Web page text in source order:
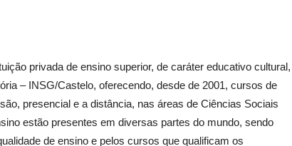
privada de ensino superior, de caráter educativo cultural,
– INSG/Castelo, oferecendo, desde de 2001, cursos de
presencial e a distância, nas áreas de Ciências Sociais
estão presentes em diversas partes do mundo, sendo
de ensino e pelos cursos que qualificam os